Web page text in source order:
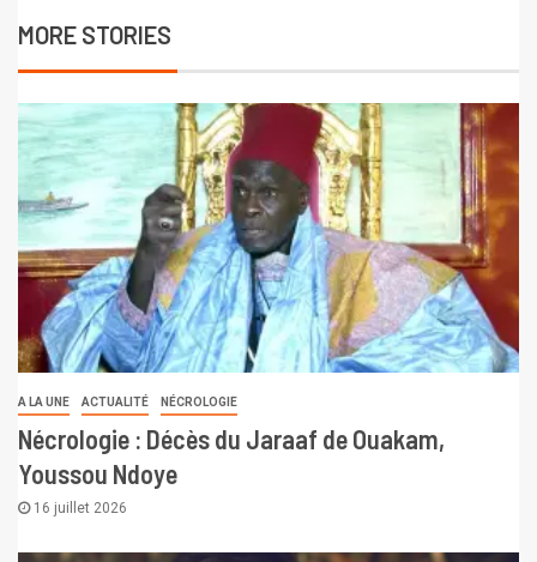
MORE STORIES
A LA UNE ACTUALITÉ NÉCROLOGIE
Nécrologie : Décès du Jaraaf de Ouakam,
Youssou Ndoye
16 juillet 2026